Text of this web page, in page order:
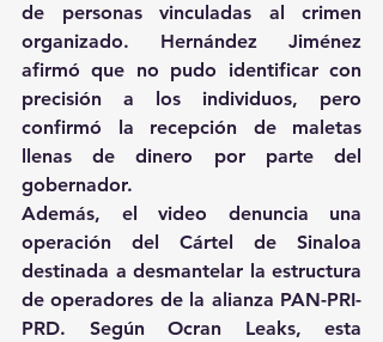
de personas vinculadas al crimen
organizado. Hernández Jiménez
afirmó que no pudo identificar con
precisión a los individuos, pero
confirmó la recepción de maletas
llenas de dinero por parte del
gobernador.
Además, el video denuncia una
operación del Cártel de Sinaloa
destinada a desmantelar la estructura
de operadores de la alianza PAN-PRI-
PRD. Según Ocran Leaks, esta